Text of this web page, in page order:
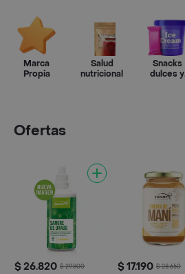
Marca
Propia
Salud
nutricional
Snacks
dulces y
Ofertas
$ 26.820 $ 29.800 $ 17.190 $ 28.650